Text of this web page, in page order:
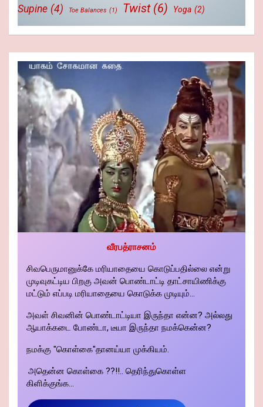
Supine (4) Toe Balances (1) Twist (6) Yoga (2)
வீரபத்ராசனம்
சிவபெருமானுக்கே மரியாதையை கொடுப்பதில்லை என்று
முடிவுகட்டிய பிறகு அவன் பொண்டாட்டி தாட்சாயிணிக்கு
மட்டும் எப்படி மரியாதையை கொடுக்க முடியும்...
அவள் சிவனின் பொண்டாட்டியா இருந்தா என்ன? அல்லது
ஆயாக்கடை போண்டா, டீயா இருந்தா நமக்கென்ன?
நமக்கு "கொள்கை"தானய்யா முக்கியம்.
அதென்ன கொள்கை ??!!.. தெரிந்துகொள்ள
கிளிக்குங்க...